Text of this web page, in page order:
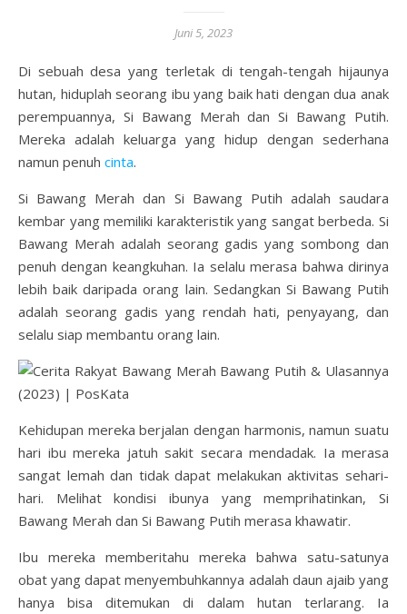
Juni 5, 2023
Di sebuah desa yang terletak di tengah-tengah hijaunya
hutan, hiduplah seorang ibu yang baik hati dengan dua anak
perempuannya, Si Bawang Merah dan Si Bawang Putih.
Mereka adalah keluarga yang hidup dengan sederhana
namun penuh cinta.
Si Bawang Merah dan Si Bawang Putih adalah saudara
kembar yang memiliki karakteristik yang sangat berbeda. Si
Bawang Merah adalah seorang gadis yang sombong dan
penuh dengan keangkuhan. Ia selalu merasa bahwa dirinya
lebih baik daripada orang lain. Sedangkan Si Bawang Putih
adalah seorang gadis yang rendah hati, penyayang, dan
selalu siap membantu orang lain.
Kehidupan mereka berjalan dengan harmonis, namun suatu
hari ibu mereka jatuh sakit secara mendadak. Ia merasa
sangat lemah dan tidak dapat melakukan aktivitas sehari-
hari. Melihat kondisi ibunya yang memprihatinkan, Si
Bawang Merah dan Si Bawang Putih merasa khawatir.
Ibu mereka memberitahu mereka bahwa satu-satunya
obat yang dapat menyembuhkannya adalah daun ajaib yang
hanya bisa ditemukan di dalam hutan terlarang. Ia